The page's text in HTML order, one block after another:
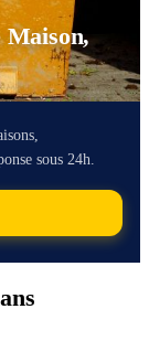
Maison,
sous 24h.